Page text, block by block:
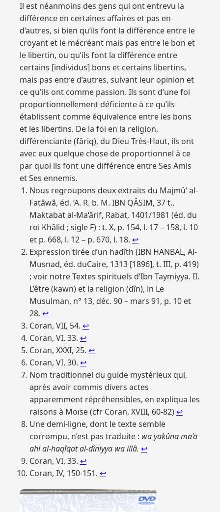
Il est néanmoins des gens qui ont entrevu la
différence en certaines affaires et pas en
d’autres, si bien qu’ils font la différence entre le
croyant et le mécréant mais pas entre le bon et
le libertin, ou qu’ils font la différence entre
certains [individus] bons et certains libertins,
mais pas entre d’autres, suivant leur opinion et
ce qu’ils ont comme passion. Ils sont d’une foi
proportionnellement déficiente à ce qu’ils
établissent comme équivalence entre les bons
et les libertins. De la foi en la religion,
différenciante (fâriq), du Dieu Très-Haut, ils ont
avec eux quelque chose de proportionnel à ce
par quoi ils font une différence entre Ses Amis
et Ses ennemis.
Nous regroupons deux extraits du Majmû‘ al-
Fatâwâ, éd. ‘A. R. b. M. IBN QÂSIM, 37 t.,
Maktabat al-Ma‘ârif, Rabat, 1401/1981 (éd. du
roi Khâlid ; sigle F) : t. X, p. 154, l. 17 – 158, l. 10
et p. 668, l. 12 – p. 670, l. 18. ↩︎
Expression tirée d’un hadîth (IBN HANBAL, Al-
Musnad, éd. duCaire, 1313 [1896], t. III, p. 419)
; voir notre Textes spirituels d’Ibn Taymiyya. II.
L’être (kawn) et la religion (dîn), in Le
Musulman, n° 13, déc. 90 – mars 91, p. 10 et
28. ↩︎
Coran, VII, 54. ↩︎
Coran, VI, 33. ↩︎
Coran, XXXI, 25. ↩︎
Coran, VI, 30. ↩︎
Nom traditionnel du guide mystérieux qui,
après avoir commis divers actes
apparemment répréhensibles, en expliqua les
raisons à Moïse (cfr Coran, XVIII, 60-82)↩︎
Une demi-ligne, dont le texte semble
corrompu, n’est pas traduite : wa yakûna ma‘a
ahl al-haqîqat al-dîniyya wa illâ. ↩︎
Coran, VI, 33. ↩︎
Coran, IV, 150-151. ↩︎